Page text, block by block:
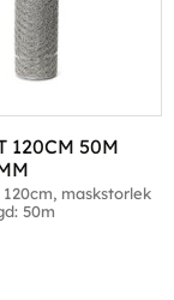
120CM 50M
maskstorlek
50m